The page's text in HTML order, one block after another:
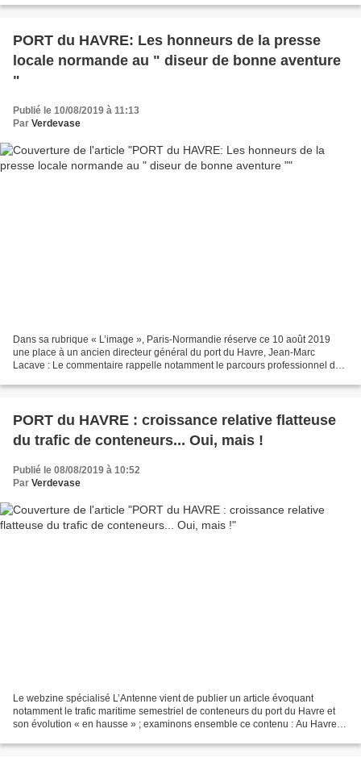
PORT du HAVRE: Les honneurs de la presse
locale normande au " diseur de bonne aventure
"
Publié le 10/08/2019 à 11:13
Par Verdevase
Dans sa rubrique « L’image », Paris-Normandie réserve ce 10 août 2019
une place à un ancien directeur général du port du Havre, Jean-Marc
Lacave : Le commentaire rappelle notamment le parcours professionnel de
PORT du HAVRE : croissance relative flatteuse
du trafic de conteneurs... Oui, mais !
Publié le 08/08/2019 à 10:52
Par Verdevase
Le webzine spécialisé L’Antenne vient de publier un article évoquant
notamment le trafic maritime semestriel de conteneurs du port du Havre et
son évolution « en hausse » ; examinons ensemble ce contenu : Au Havre,